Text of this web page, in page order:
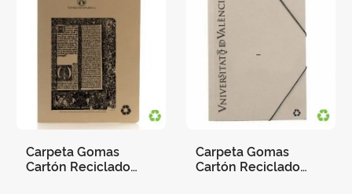
Carpeta Gomas
Cartón Reciclado
Carpeta Gomas
Cartón Reciclado